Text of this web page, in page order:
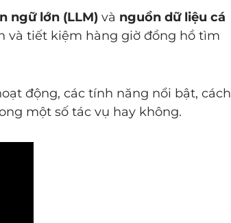
ngữ lớn (LLM) và nguồn dữ liệu cá
và tiết kiệm hàng giờ đồng hồ tìm
động, các tính năng nổi bật, cách
một số tác vụ hay không.